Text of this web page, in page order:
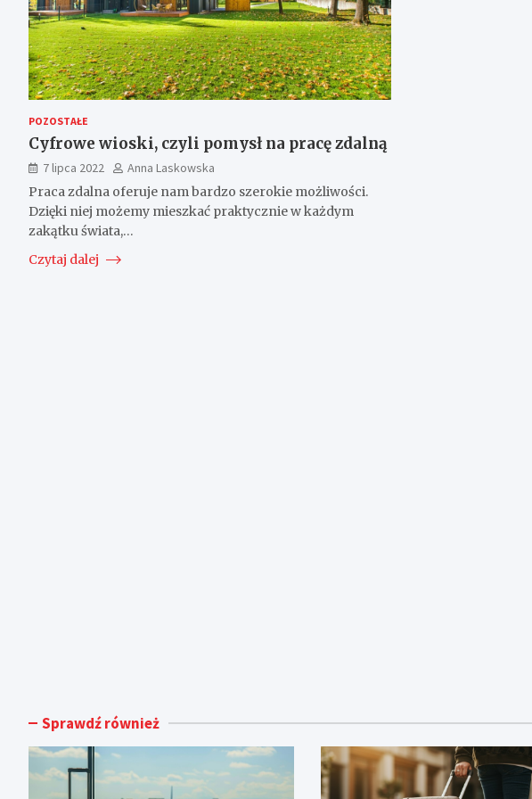
POZOSTAŁE
Cyfrowe wioski, czyli pomysł na pracę zdalną
7 lipca 2022
Anna Laskowska
Praca zdalna oferuje nam bardzo szerokie możliwości.
Dzięki niej możemy mieszkać praktycznie w każdym
zakątku świata,…
Czytaj dalej
Sprawdź również